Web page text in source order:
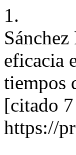
1.
eficacia
tiempos
[citado
https://